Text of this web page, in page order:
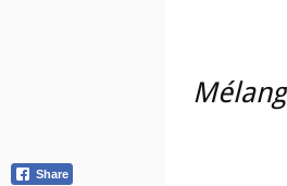
Share